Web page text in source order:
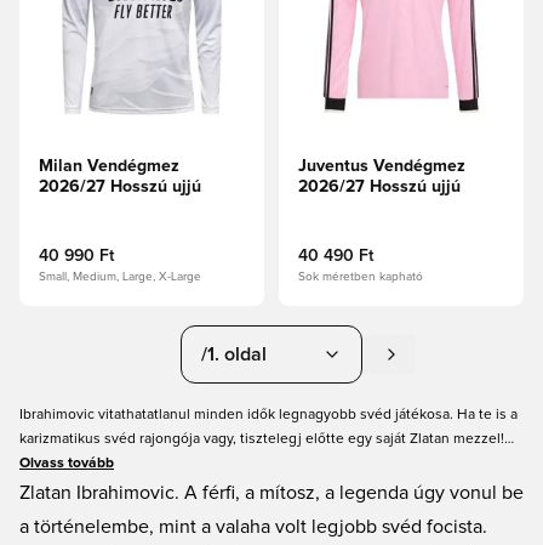
Milan Vendégmez
2026/27 Hosszú ujjú
40 990 Ft
Small, Medium, Large, X-Large
Juventus Vendégmez
2026/27 Hosszú ujjú
40 490 Ft
Sok méretben kapható
/1. oldal
Ibrahimovic vitathatatlanul minden idők legnagyobb svéd játékosa. Ha te is a
karizmatikus svéd rajongója vagy, tisztelegj előtte egy saját Zlatan mezzel!
Nálunk megtalálod az összes mezét azoktól a kluboktól, ahol pályára lépett.
Emellett svéd válogatott mezeket is kínálunk, hogy kifejezhesd
Rendeld meg új focimezedet online a Unisportnál még ma!
Olvass tovább
Zlatan Ibrahimovic. A férfi, a mítosz, a legenda úgy vonul be
a történelembe, mint a valaha volt legjobb svéd focista.